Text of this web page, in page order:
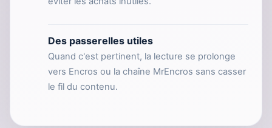
Des passerelles utiles
Quand c'est pertinent, la lecture se prolonge
vers Encros ou la chaîne MrEncros sans casser
le fil du contenu.